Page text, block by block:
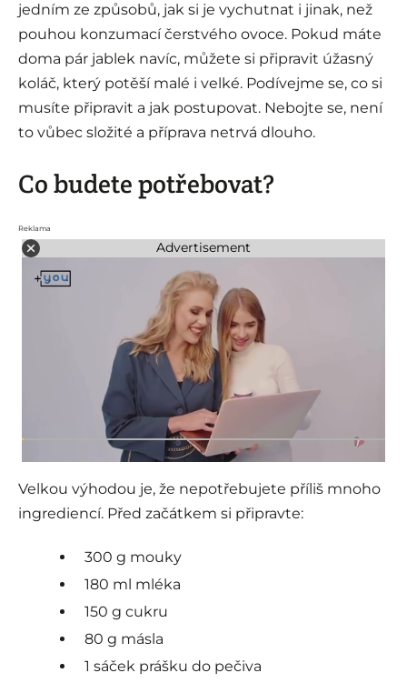
jedním ze způsobů, jak si je vychutnat i jinak, než
pouhou konzumací čerstvého ovoce. Pokud máte
doma pár jablek navíc, můžete si připravit úžasný
koláč, který potěší malé i velké. Podívejme se, co si
musíte připravit a jak postupovat. Nebojte se, není
to vůbec složité a příprava netrvá dlouho.
Co budete potřebovat?
Reklama
Advertisement
Velkou výhodou je, že nepotřebujete příliš mnoho
ingrediencí. Před začátkem si připravte:
300 g mouky
180 ml mléka
150 g cukru
80 g másla
1 sáček prášku do pečiva